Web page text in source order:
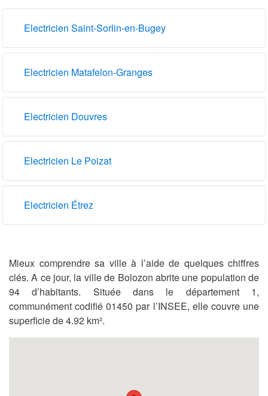
Electricien Saint-Sorlin-en-Bugey
Electricien Matafelon-Granges
Electricien Douvres
Electricien Le Poizat
Electricien Étrez
Mieux comprendre sa ville à l’aide de quelques chiffres
clés. A ce jour, la ville de Bolozon abrite une population de
94 d’habitants. Située dans le département 1,
communément codifié 01450 par l’INSEE, elle couvre une
superficie de 4.92 km².